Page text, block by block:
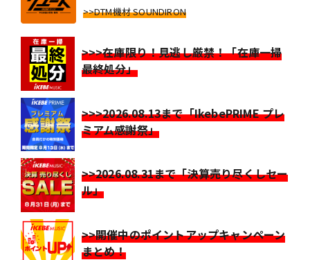
>>DTM機材 SOUNDIRON
>>>在庫限り！見逃し厳禁！「在庫一掃
最終処分」
>>>2026.08.13まで「IkebePRIME プレ
ミアム感謝祭」
>>2026.08.31まで「決算売り尽くしセー
ル」
>>開催中のポイントアップキャンペーン
まとめ！